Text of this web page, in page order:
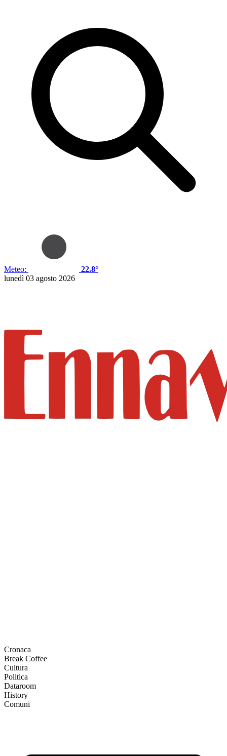
Meteo:
22.8°
lunedì 03 agosto 2026
Cronaca
Break Coffee
Cultura
Politica
Dataroom
History
Comuni